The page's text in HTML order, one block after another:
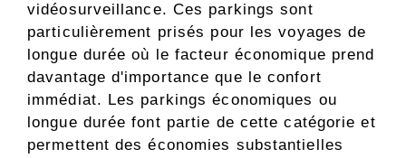
vidéosurveillance. Ces parkings sont
particulièrement prisés pour les voyages de
longue durée où le facteur économique prend
davantage d'importance que le confort
immédiat. Les parkings économiques ou
longue durée font partie de cette catégorie et
permettent des économies substantielles